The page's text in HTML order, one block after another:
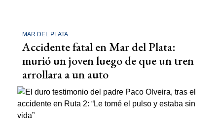
MAR DEL PLATA
Accidente fatal en Mar del Plata:
murió un joven luego de que un tren
arrollara a un auto